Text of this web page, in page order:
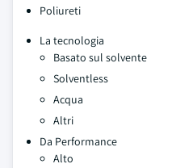
Poliureti
La tecnologia
Basato sul solvente
Solventless
Acqua
Altri
Da Performance
Alto